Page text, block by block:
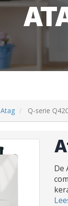
Atag Q-serie
De